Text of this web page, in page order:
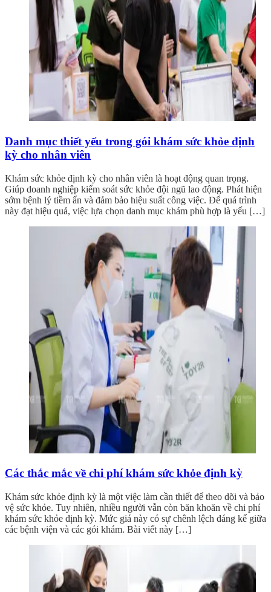
Danh mục thiết yếu trong gói khám sức khỏe định
kỳ cho nhân viên
Khám sức khỏe định kỳ cho nhân viên là hoạt động quan trọng.
Giúp doanh nghiệp kiểm soát sức khỏe đội ngũ lao động. Phát hiện
sớm bệnh lý tiềm ẩn và đảm bảo hiệu suất công việc. Để quá trình
này đạt hiệu quả, việc lựa chọn danh mục khám phù hợp là yếu […]
Các thắc mắc về chi phí khám sức khỏe định kỳ
Khám sức khỏe định kỳ là một việc làm cần thiết để theo dõi và bảo
vệ sức khỏe. Tuy nhiên, nhiều người vẫn còn băn khoăn về chi phí
khám sức khỏe định kỳ. Mức giá này có sự chênh lệch đáng kể giữa
các bệnh viện và các gói khám. Bài viết này […]